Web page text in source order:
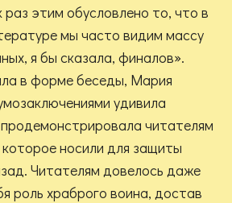
раз этим обусловлено то, что в
мы часто видим массу
я бы сказала, финалов».
в форме беседы, Мария
удивила
читателям
носили для защиты
Читателям довелось даже
роль храброго воина, достав